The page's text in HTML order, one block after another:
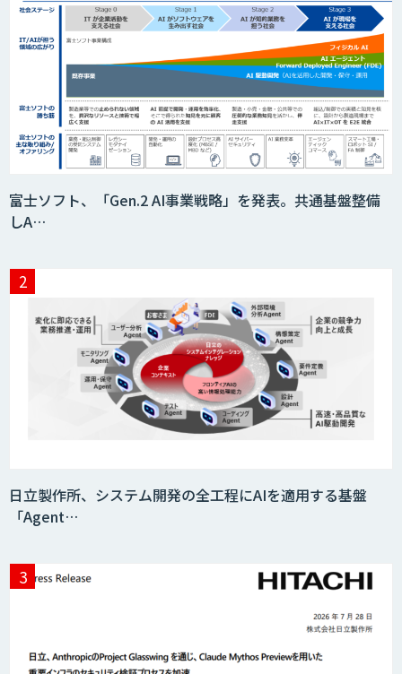
富士ソフト、「Gen.2 AI事業戦略」を発表。共通基盤整備
しA…
日立製作所、システム開発の全工程にAIを適用する基盤
「Agent…